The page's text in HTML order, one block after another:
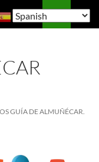
GUÍA DE ALMUÑÉCAR.